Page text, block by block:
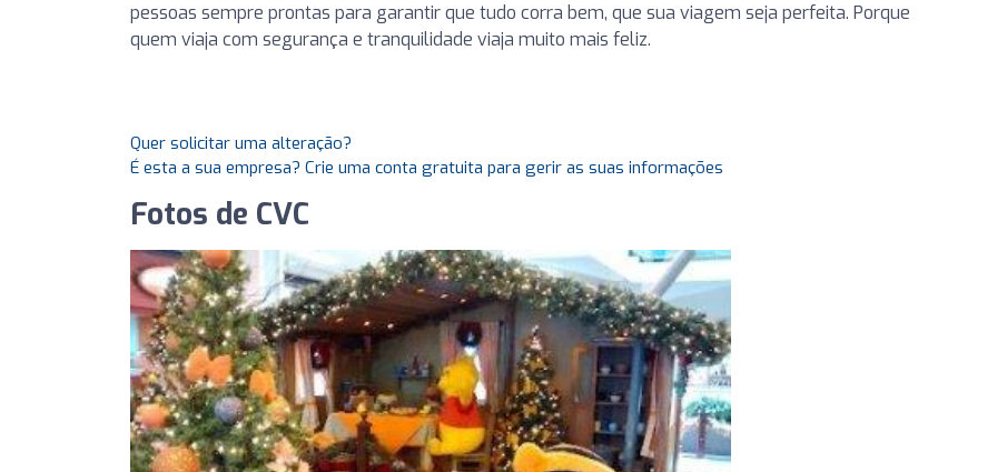
pessoas sempre prontas para garantir que tudo corra bem, que sua viagem seja perfeita. Porque
quem viaja com segurança e tranquilidade viaja muito mais feliz.
Quer solicitar uma alteração?
É esta a sua empresa? Crie uma conta gratuita para gerir as suas informações
Fotos de CVC